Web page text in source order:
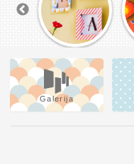
Galerija